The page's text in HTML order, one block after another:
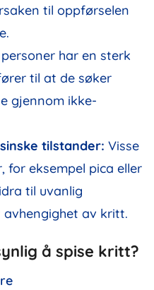
til oppførselen
har en sterk
til at de søker
gjennom ikke-
tilstander: Visse
for eksempel pica eller
til uvanlig
av kritt.
å spise kritt?